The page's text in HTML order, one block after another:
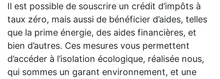
Il est possible de souscrire un crédit d’impôts à
taux zéro, mais aussi de bénéficier d’aides, telles
que la prime énergie, des aides financières, et
bien d’autres. Ces mesures vous permettent
d’accéder à l’isolation écologique, réalisée nous,
qui sommes un garant environnement, et une